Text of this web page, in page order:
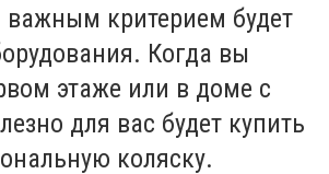
критерием будет
Когда вы
этаже или в доме с
для вас будет купить
коляску.